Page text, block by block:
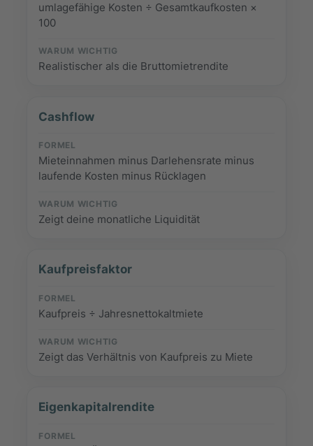
umlagefähige Kosten ÷ Gesamtkaufkosten ×
100
Realistischer als die Bruttomietrendite
Cashflow
Mieteinnahmen minus Darlehensrate minus
laufende Kosten minus Rücklagen
Zeigt deine monatliche Liquidität
Kaufpreisfaktor
Kaufpreis ÷ Jahresnettokaltmiete
Zeigt das Verhältnis von Kaufpreis zu Miete
Eigenkapitalrendite